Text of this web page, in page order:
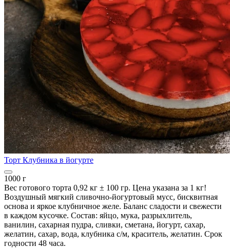
Торт Клубника в йогурте
1000 г
Вес готового торта 0,92 кг ± 100 гр. Цена указана за 1 кг!
Воздушный мягкий сливочно-йогуртовый мусс, бисквитная
основа и яркое клубничное желе. Баланс сладости и свежести
в каждом кусочке. Состав: яйцо, мука, разрыхлитель,
ванилин, сахарная пудра, сливки, сметана, йогурт, сахар,
желатин, сахар, вода, клубника с/м, краситель, желатин. Срок
годности 48 часа.